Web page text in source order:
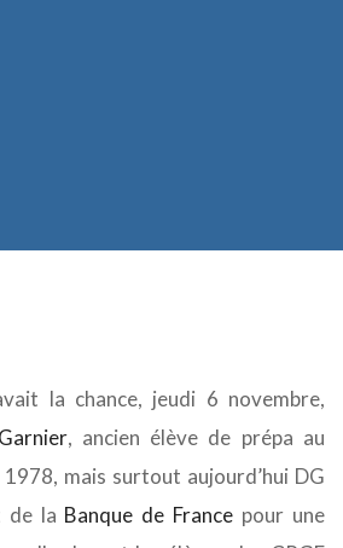
la chance, jeudi 6 novembre,
, ancien élève de prépa au
mais surtout aujourd’hui DG
de la Banque de France pour une